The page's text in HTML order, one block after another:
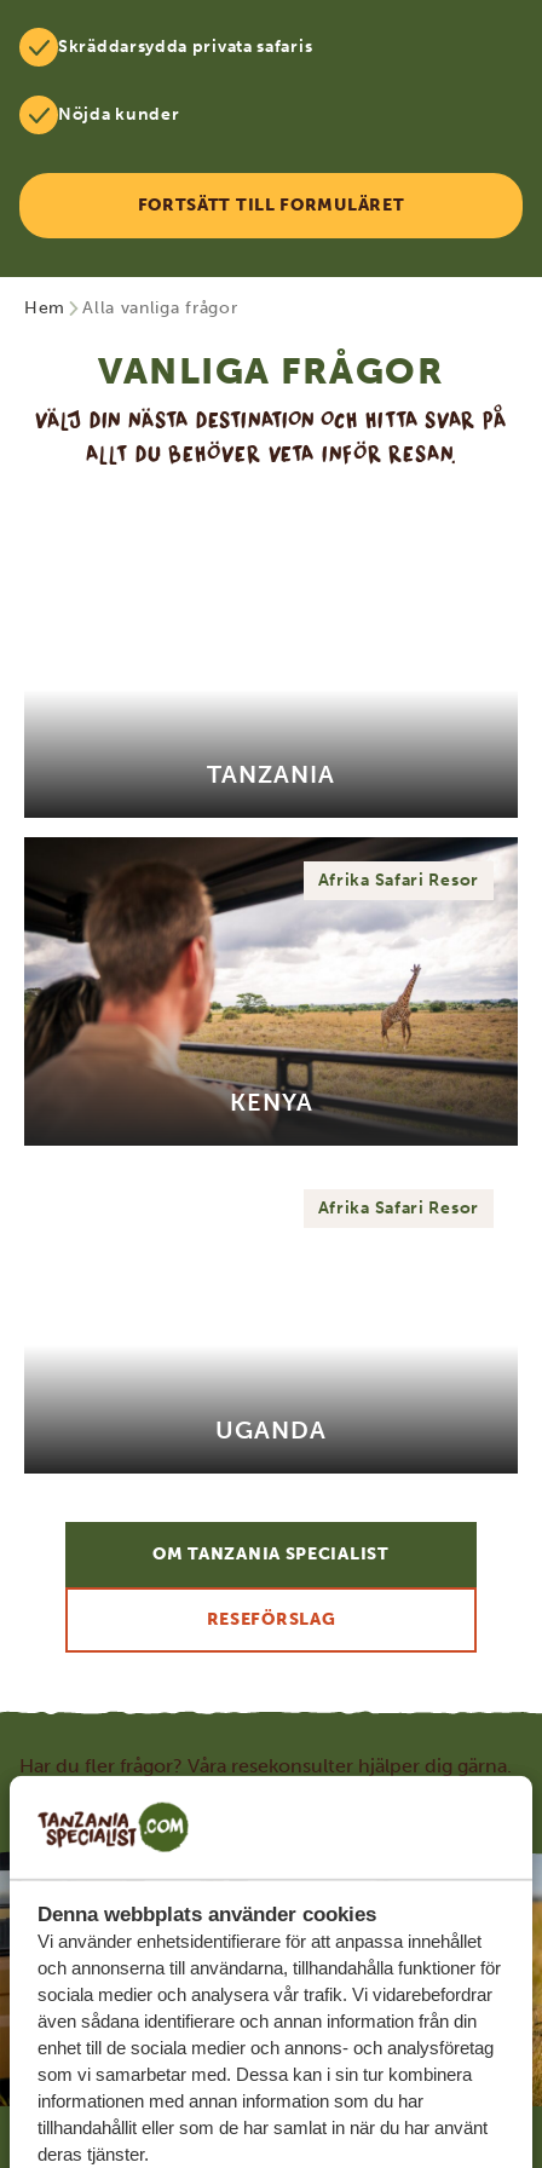
Denna webbplats använder cookies
Vi använder enhetsidentifierare för att anpassa innehållet
och annonserna till användarna, tillhandahålla funktioner för
sociala medier och analysera vår trafik. Vi vidarebefordrar
även sådana identifierare och annan information från din
enhet till de sociala medier och annons- och analysföretag
som vi samarbetar med. Dessa kan i sin tur kombinera
informationen med annan information som du har
tillhandahållit eller som de har samlat in när du har använt
deras tjänster.
Skräddarsydda privata safaris
Nöjda kunder
FORTSÄTT TILL FORMULÄRET
Hem Alla vanliga frågor
VANLIGA FRÅGOR
VÄLJ DIN NÄSTA DESTINATION OCH HITTA SVAR PÅ
ALLT DU BEHÖVER VETA INFÖR RESAN.
TANZANIA
Afrika Safari Resor
KENYA
Afrika Safari Resor
UGANDA
OM TANZANIA SPECIALIST
RESEFÖRSLAG
Har du fler frågor? Våra resekonsulter hjälper dig gärna.
Kontakta oss så berättar vi mer.